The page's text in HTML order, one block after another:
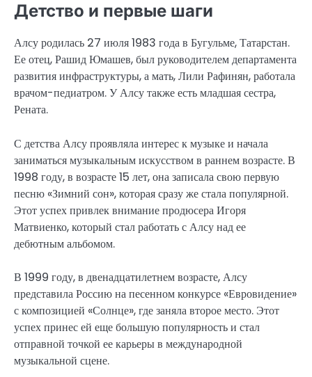
Детство и первые шаги
Алсу родилась 27 июля 1983 года в Бугульме, Татарстан.
Ее отец, Рашид Юмашев, был руководителем департамента
развития инфраструктуры, а мать, Лили Рафинян, работала
врачом-педиатром. У Алсу также есть младшая сестра,
Рената.
С детства Алсу проявляла интерес к музыке и начала
заниматься музыкальным искусством в раннем возрасте. В
1998 году, в возрасте 15 лет, она записала свою первую
песню «Зимний сон», которая сразу же стала популярной.
Этот успех привлек внимание продюсера Игоря
Матвиенко, который стал работать с Алсу над ее
дебютным альбомом.
В 1999 году, в двенадцатилетнем возрасте, Алсу
представила Россию на песенном конкурсе «Евровидение»
с композицией «Солнце», где заняла второе место. Этот
успех принес ей еще большую популярность и стал
отправной точкой ее карьеры в международной
музыкальной сцене.